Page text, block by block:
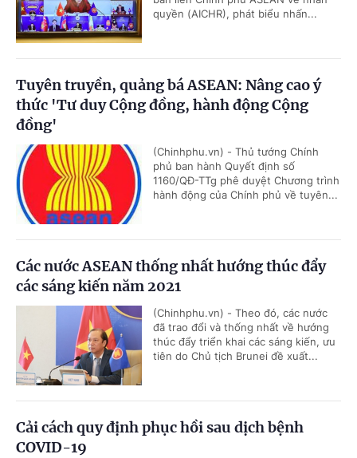
quyền (AICHR), phát biểu nhấn...
Tuyên truyền, quảng bá ASEAN: Nâng cao ý
thức 'Tư duy Cộng đồng, hành động Cộng
đồng'
(Chinhphu.vn) - Thủ tướng Chính
phủ ban hành Quyết định số
1160/QĐ-TTg phê duyệt Chương trình
hành động của Chính phủ về tuyên...
Các nước ASEAN thống nhất hướng thúc đẩy
các sáng kiến năm 2021
(Chinhphu.vn) - Theo đó, các nước
đã trao đổi và thống nhất về hướng
thúc đẩy triển khai các sáng kiến, ưu
tiên do Chủ tịch Brunei đề xuất...
Cải cách quy định phục hồi sau dịch bệnh
COVID-19